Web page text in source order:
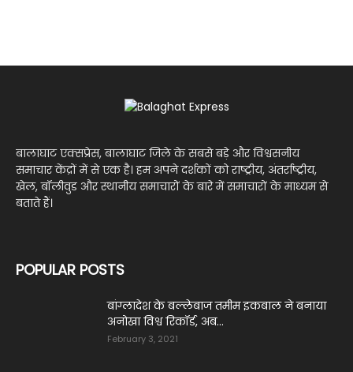
बालाघाट एक्सप्रेस, बालाघाट जिले के सबसे बड़े और विश्वसनीय
समाचार केंद्रों में से एक है। हम अपने दर्शकों को राष्ट्रीय, अंतर्राष्ट्रीय,
खेल, बॉलीवुड और स्थानीय समाचारों के बारे में समाचारों के माध्यम से
बताते हैं।
POPULAR POSTS
बांग्लादेश के बल्लेबाज तमीम इकबाल ने बनाया
अनोखा विश्व रिकॉर्ड, अब...
February 3, 2021